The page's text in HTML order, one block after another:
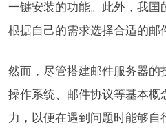
一键安装的功能。此外，我
根据自己的需求选择合适的邮
然而，尽管搭建邮件服务器的
操作系统、邮件协议等基本
力，以便在遇到问题时能够自